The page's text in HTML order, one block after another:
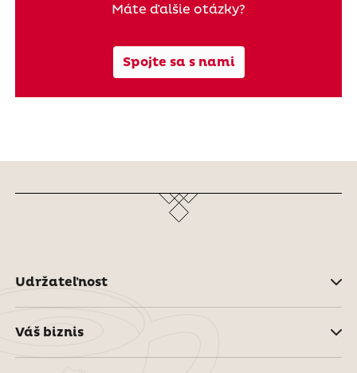
Máte ďalšie otázky?
Spojte sa s nami
Udržateľnost
Váš biznis